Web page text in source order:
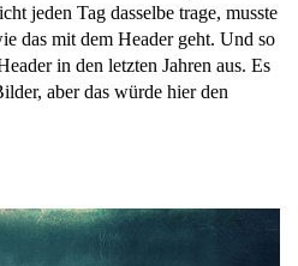
jeden Tag dasselbe trage, musste
das mit dem Header geht. Und so
in den letzten Jahren aus. Es
aber das würde hier den